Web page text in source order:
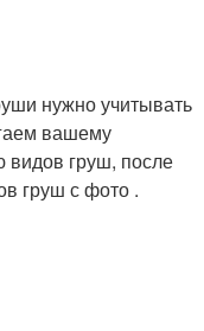
нужно учитывать
вашему
видов груш, после
груш с фото .